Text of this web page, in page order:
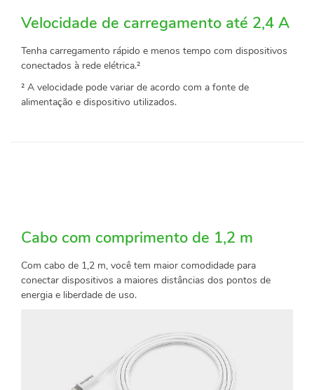
Velocidade de carregamento até 2,4 A
Tenha carregamento rápido e menos tempo com dispositivos
conectados à rede elétrica.²
² A velocidade pode variar de acordo com a fonte de
alimentação e dispositivo utilizados.
Cabo com comprimento de 1,2 m
Com cabo de 1,2 m, você tem maior comodidade para
conectar dispositivos a maiores distâncias dos pontos de
energia e liberdade de uso.